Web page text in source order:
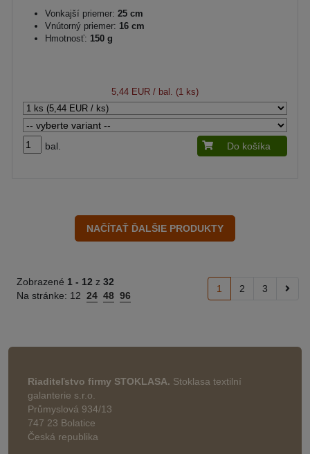
Vonkajší priemer: 25 cm
Vnútorný priemer: 16 cm
Hmotnosť: 150 g
5,44 EUR / bal. (1 ks)
bal. Do košíka
Zobrazené 1 - 12 z 32
Na stránke: 12 24 48 96
1 2 3
Riaditeľstvo firmy STOKLASA. Stoklasa textilní
galanterie s.r.o.
Průmyslová 934/13
747 23 Bolatice
Česká republika